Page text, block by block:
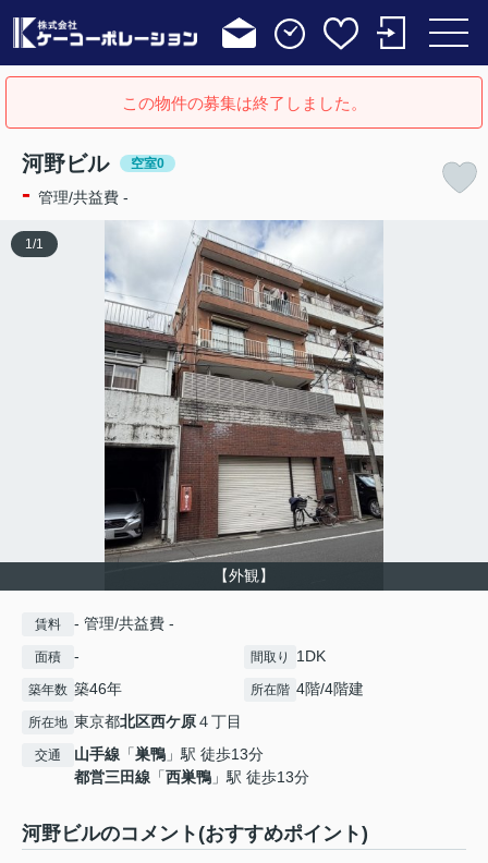
この物件の募集は終了しました。
河野ビル 空室0
- 管理/共益費 -
【外観】
1 /1
賃料 - 管理/共益費 -
面積 - 間取り 1DK
築年数 築46年 所在階 4階/4階建
所在地 東京都北区西ケ原４丁目
交通 山手線 「巣鴨 」駅 徒歩13分
都営三田線 「西巣鴨 」駅 徒歩13分
河野ビルのコメント(おすすめポイント)